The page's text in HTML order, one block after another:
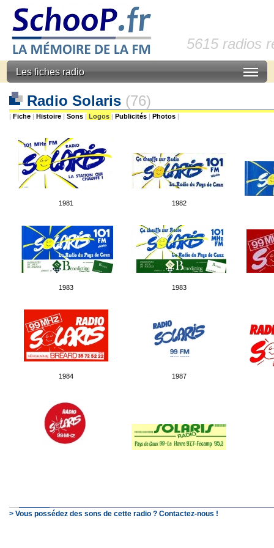
5615 radios
Les fiches radio
Radio Solaris (76)
| Fiche | Histoire | Sons | Logos | Publicités | Photos |
1981 1982
1983 1983
1984 1987
> Vous possédez des sons de cette radio ? Contactez-nous !